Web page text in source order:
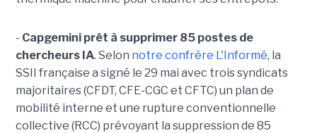
- Capgemini prêt à supprimer 85 postes de
chercheurs IA. Selon notre confrère L'Informé, la
SSII française a signé le 29 mai avec trois syndicats
majoritaires (CFDT, CFE-CGC et CFTC) un plan de
mobilité interne et une rupture conventionnelle
collective (RCC) prévoyant la suppression de 85